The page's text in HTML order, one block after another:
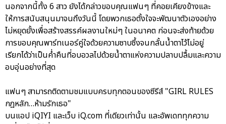
นอกจากนี้ทั้ง 6 สาว ยังได้กล่าวขอบคุณแฟนๆ ที่คอยเคียงข้างและ
ให้การสนับสนุนมาจนถึงวันนี้ โดยพวกเธอตั้งใจจะพัฒนาตัวเองอย่าง
ไม่หยุดยั้งเพื่อสร้างสรรค์ผลงานใหม่ๆ ในอนาคต ก่อนจะส่งท้ายด้วย
การขอบคุณพาร์ทเนอร์คู่ใจด้วยความซาบซึ้งจนกลั้นน้ำตาไว้ไม่อยู่
เรียกได้ว่าเป็นค่ำคืนที่อบอวลไปด้วยน้ำตาแห่งความปลาบปลื้มและความ
อบอุ่นอย่างที่สุด
แฟนๆ สามารถติดตามชมแบบครบทุกตอนของซีรีส์ "GIRL RULES
กฎหลัก…ห้ามรักเธอ"
บนแอป iQIYI และเว็บ iQ.com ที่เดียวเท่านั้น และอัพเดททุกความ